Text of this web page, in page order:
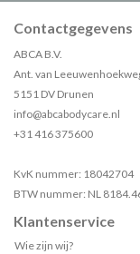
Contactgegevens
ABCA B.V.
Ant. van
5151 DV Drunen
info@abcabodycare.nl
+31 416 375600
KvK nummer: 18042704
BTW nummer: NL
Klantenservice
Wie zijn wij?